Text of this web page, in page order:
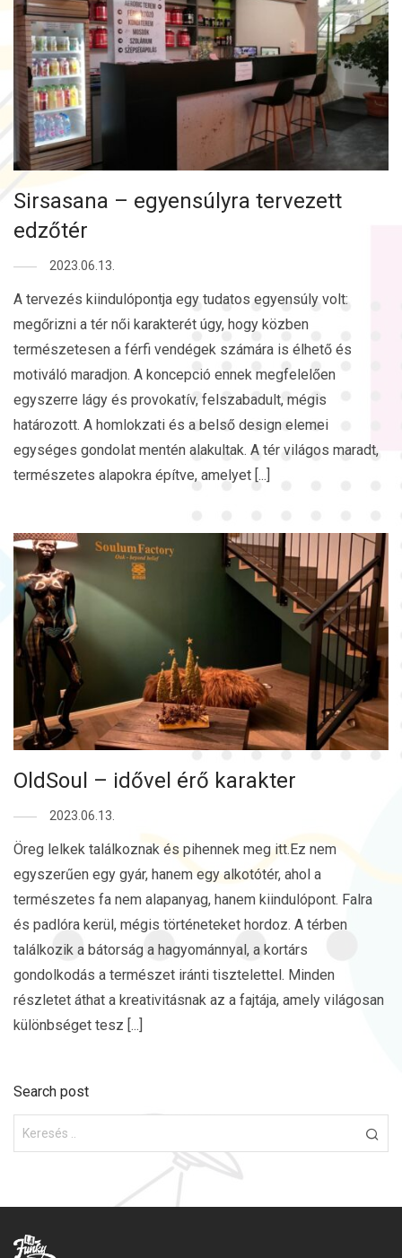
Sirsasana – egyensúlyra tervezett
edzőtér
2023.06.13.
A tervezés kiindulópontja egy tudatos egyensúly volt:
megőrizni a tér női karakterét úgy, hogy közben
természetesen a férfi vendégek számára is élhető és
motiváló maradjon. A koncepció ennek megfelelően
egyszerre lágy és provokatív, felszabadult, mégis
határozott. A homlokzati és a belső design elemei
egységes gondolat mentén alakultak. A tér világos maradt,
természetes alapokra építve, amelyet [...]
OldSoul – idővel érő karakter
2023.06.13.
Öreg lelkek találkoznak és pihennek meg itt.Ez nem
egyszerűen egy gyár, hanem egy alkotótér, ahol a
természetes fa nem alapanyag, hanem kiindulópont. Falra
és padlóra kerül, mégis történeteket hordoz. A térben
találkozik a bátorság a hagyománnyal, a kortárs
gondolkodás a természet iránti tisztelettel. Minden
részletet áthat a kreativitásnak az a fajtája, amely világosan
különbséget tesz [...]
Search post